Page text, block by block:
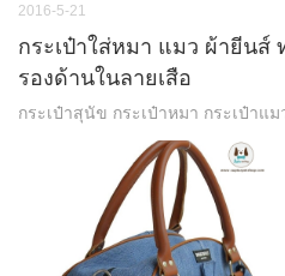
2016-5-21
กระเป๋าใส่หมา แมว ผ้ายีนส์
รองด้านในลายเสือ
กระเป๋าสุนัข กระเป๋าหมา กระเป๋าแม